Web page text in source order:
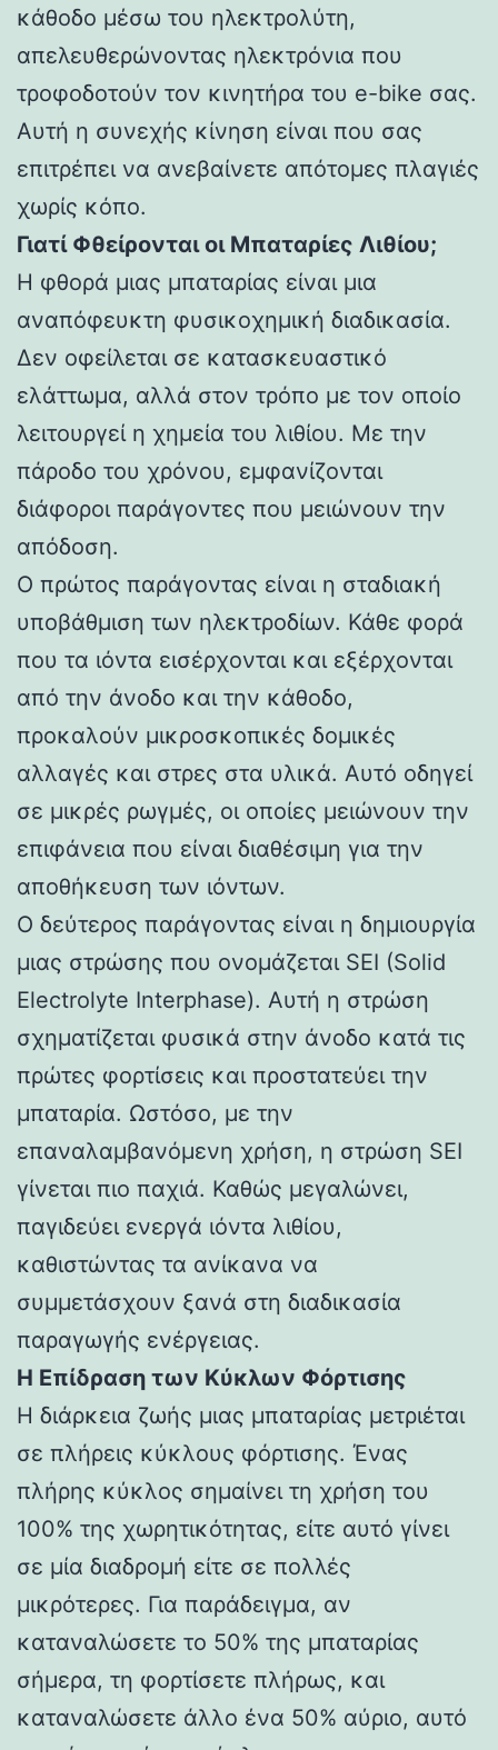
κάθοδο μέσω του ηλεκτρολύτη,
απελευθερώνοντας ηλεκτρόνια που
τροφοδοτούν τον κινητήρα του e-bike σας.
Αυτή η συνεχής κίνηση είναι που σας
επιτρέπει να ανεβαίνετε απότομες πλαγιές
χωρίς κόπο.
Γιατί Φθείρονται οι Μπαταρίες Λιθίου;
Η φθορά μιας μπαταρίας είναι μια
αναπόφευκτη φυσικοχημική διαδικασία.
Δεν οφείλεται σε κατασκευαστικό
ελάττωμα, αλλά στον τρόπο με τον οποίο
λειτουργεί η χημεία του λιθίου. Με την
πάροδο του χρόνου, εμφανίζονται
διάφοροι παράγοντες που μειώνουν την
απόδοση.
Ο πρώτος παράγοντας είναι η σταδιακή
υποβάθμιση των ηλεκτροδίων. Κάθε φορά
που τα ιόντα εισέρχονται και εξέρχονται
από την άνοδο και την κάθοδο,
προκαλούν μικροσκοπικές δομικές
αλλαγές και στρες στα υλικά. Αυτό οδηγεί
σε μικρές ρωγμές, οι οποίες μειώνουν την
επιφάνεια που είναι διαθέσιμη για την
αποθήκευση των ιόντων.
Ο δεύτερος παράγοντας είναι η δημιουργία
μιας στρώσης που ονομάζεται SEI (Solid
Electrolyte Interphase). Αυτή η στρώση
σχηματίζεται φυσικά στην άνοδο κατά τις
πρώτες φορτίσεις και προστατεύει την
μπαταρία. Ωστόσο, με την
επαναλαμβανόμενη χρήση, η στρώση SEI
γίνεται πιο παχιά. Καθώς μεγαλώνει,
παγιδεύει ενεργά ιόντα λιθίου,
καθιστώντας τα ανίκανα να
συμμετάσχουν ξανά στη διαδικασία
παραγωγής ενέργειας.
Η Επίδραση των Κύκλων Φόρτισης
Η διάρκεια ζωής μιας μπαταρίας μετριέται
σε πλήρεις κύκλους φόρτισης. Ένας
πλήρης κύκλος σημαίνει τη χρήση του
100% της χωρητικότητας, είτε αυτό γίνει
σε μία διαδρομή είτε σε πολλές
μικρότερες. Για παράδειγμα, αν
καταναλώσετε το 50% της μπαταρίας
σήμερα, τη φορτίσετε πλήρως, και
καταναλώσετε άλλο ένα 50% αύριο, αυτό